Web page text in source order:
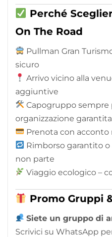
Perché
On The Road
Pullman Gran
sicuro
Arrivo vicino alla
aggiuntive
Capogruppo sempre
organizzazione garantita
Prenota con
Rimborso garantito
non parte
Viaggio ecologico –
Promo Gruppi
Siete un gruppo di
Scrivici su WhatsApp